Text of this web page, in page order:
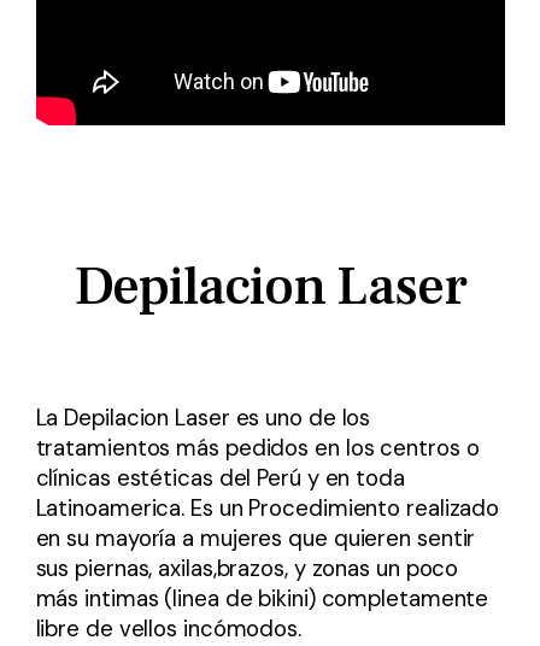
Depilacion Laser
La Depilacion Laser es uno de los
tratamientos más pedidos en los centros o
clínicas estéticas del Perú y en toda
Latinoamerica. Es un Procedimiento realizado
en su mayoría a mujeres que quieren sentir
sus piernas, axilas,brazos, y zonas un poco
más intimas (linea de bikini) completamente
libre de vellos incómodos.